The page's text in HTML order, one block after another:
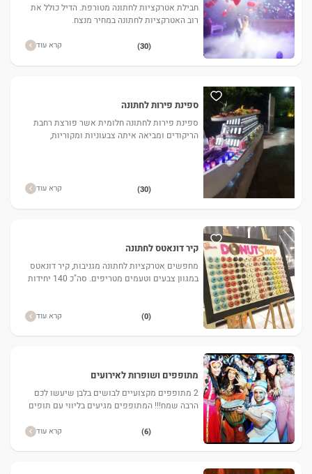
חבילת אטרקציות לחתונה מטורפת. הדיל כולל את
רוב האטרקציות לחתונה במחיר מנצח.
(30) קרא עוד
ספינת פירות לחתונה
ספינת פירות לחתונה חלומית אשר פורצת רחבת
הריקודים ומביאה איתה צבעוניות ומקוריות,
(30) קרא עוד
קיר דונאטס לחתונה
מחפשים אטרקציות לחתונה מגניבות, קיר דונאטס
במגוון צבעים וטעמים מטריפים. סה"כ 140 יחידות
(0) קרא עוד
מתופפים ושופרות לאירועים
2 מתופפים מקצועיים לבושים בלבן שיעשו לכם
הרבה שמח!!! המתופפים מגיעים בליווי עם תופים
(6) קרא עוד